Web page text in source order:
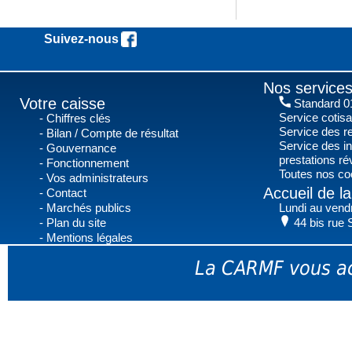
Suivez-nous !
Votre caisse
Chiffres clés
Bilan / Compte de résultat
Gouvernance
Fonctionnement
Vos administrateurs
Contact
Marchés publics
Plan du site
Mentions légales
Nos
Standard
Service
Service des
Service des
prestations
Toutes nos
Accueil de
Lundi au
44 bis rue
La CARMF vous